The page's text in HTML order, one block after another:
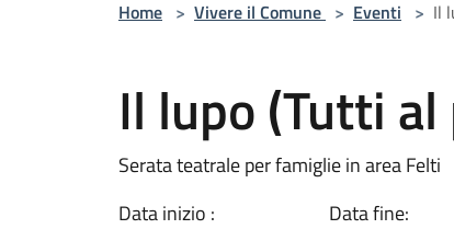
Home > Vivere il Comune > Eventi > Il
Il lupo (Tutti
Serata teatrale per famiglie in area Felti
Data inizio :
Data fine: